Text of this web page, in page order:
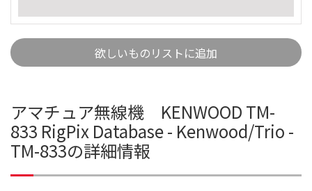
欲しいものリストに追加
アマチュア無線機 KENWOOD TM-
833 RigPix Database - Kenwood/Trio -
TM-833の詳細情報